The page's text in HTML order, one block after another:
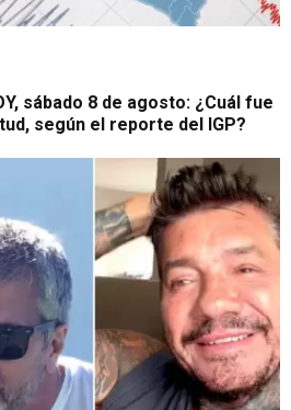
sábado 8 de agosto: ¿Cuál fue
según el reporte del IGP?